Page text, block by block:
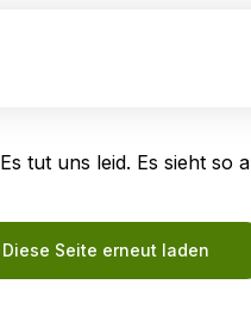
Es tut uns leid. Es sieht so
Diese Seite erneut laden